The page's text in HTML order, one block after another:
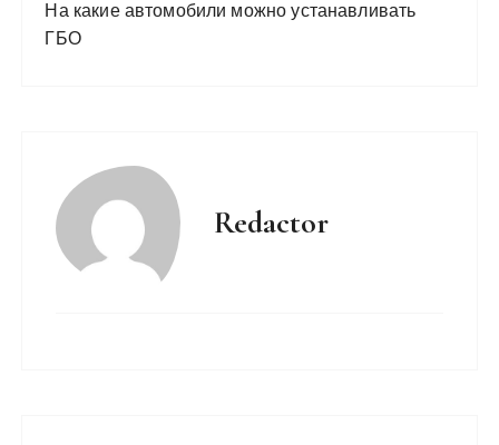
На какие автомобили можно устанавливать
ГБО
Redactor